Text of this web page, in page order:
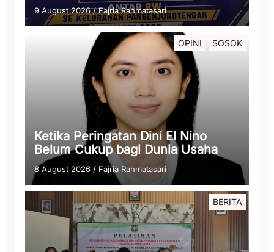
9 August 2026/Fajria Rahmatasari
OPINI SOSOK
Ketika Peringatan Dini El Nino
Belum Cukup bagi Dunia Usaha
8 August 2026 / Fajria Rahmatasari
BERITA